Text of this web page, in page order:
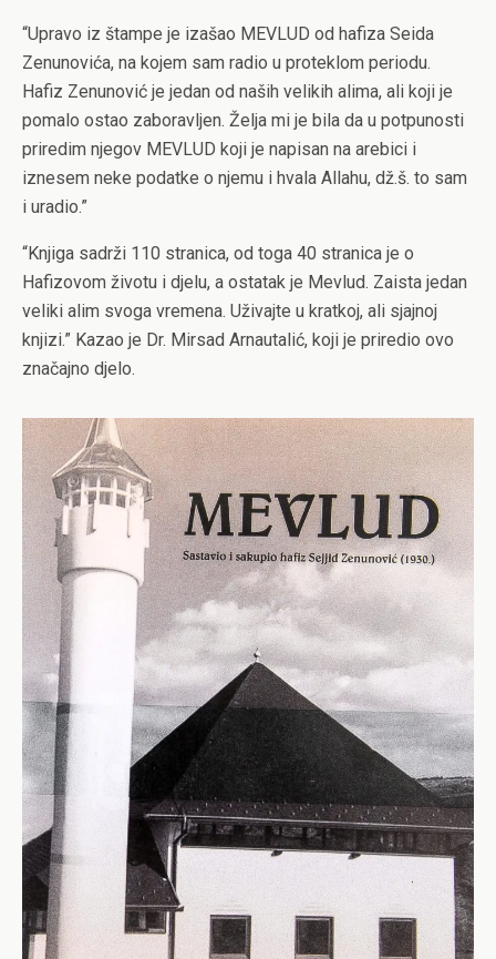
“Upravo iz štampe je izašao MEVLUD od hafiza Seida
Zenunovića, na kojem sam radio u proteklom periodu.
Hafiz Zenunović je jedan od naših velikih alima, ali koji je
pomalo ostao zaboravljen. Želja mi je bila da u potpunosti
priredim njegov MEVLUD koji je napisan na arebici i
iznesem neke podatke o njemu i hvala Allahu, dž.š. to sam
i uradio.”
“Knjiga sadrži 110 stranica, od toga 40 stranica je o
Hafizovom životu i djelu, a ostatak je Mevlud. Zaista jedan
veliki alim svoga vremena. Uživajte u kratkoj, ali sjajnoj
knjizi.” Kazao je Dr. Mirsad Arnautalić, koji je priredio ovo
značajno djelo.